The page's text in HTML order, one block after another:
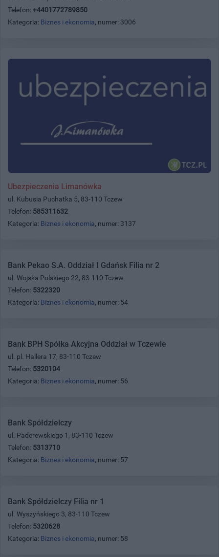
Telefon: +4401772789850
Kategoria: Biznes i ekonomia, numer: 3006
Ubezpieczenia Limanówka
ul. Kubusia Puchatka 5, 83-110 Tczew
Telefon: 585311632
Kategoria: Biznes i ekonomia, numer: 3137
Bank Pekao S.A. Oddział I Gdańsk Filia nr 2
ul. Wojska Polskiego 22, 83-110 Tczew
Telefon: 5322320
Kategoria: Biznes i ekonomia, numer: 54
Bank BPH Spółka Akcyjna Oddział w Tczewie
ul. pl. Hallera 17, 83-110 Tczew
Telefon: 5320104
Kategoria: Biznes i ekonomia, numer: 56
Bank Spółdzielczy
ul. Paderewskiego 1, 83-110 Tczew
Telefon: 5313710
Kategoria: Biznes i ekonomia, numer: 57
Bank Spółdzielczy Filia nr 1
ul. Wyszyńskiego 3, 83-110 Tczew
Telefon: 5320628
Kategoria: Biznes i ekonomia, numer: 58